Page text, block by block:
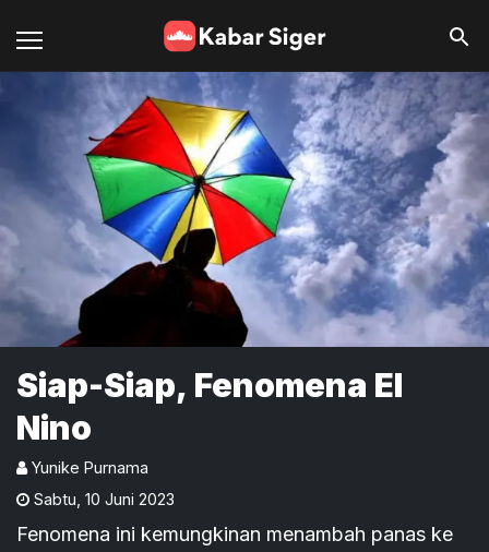
Siap-Siap, Fenomena El
Nino
Yunike Purnama
Sabtu 10 Juni 2023
Fenomena ini kemungkinan menambah panas ke